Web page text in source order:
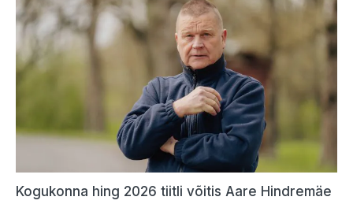
Kogukonna hing 2026 tiitli võitis Aare Hindremäe